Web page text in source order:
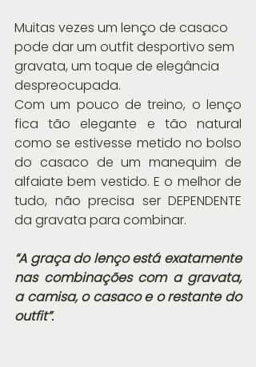
Muitas vezes um lenço de casaco
pode dar um outfit desportivo sem
gravata, um toque de elegância
despreocupada.
Com um pouco de treino, o lenço
fica tão elegante e tão natural
como se estivesse metido no bolso
do casaco de um manequim de
alfaiate bem vestido. E o melhor de
tudo, não precisa ser DEPENDENTE
da gravata para combinar.
“A graça do lenço está exatamente
nas combinações com a gravata,
a camisa, o casaco e o restante do
outfit”.